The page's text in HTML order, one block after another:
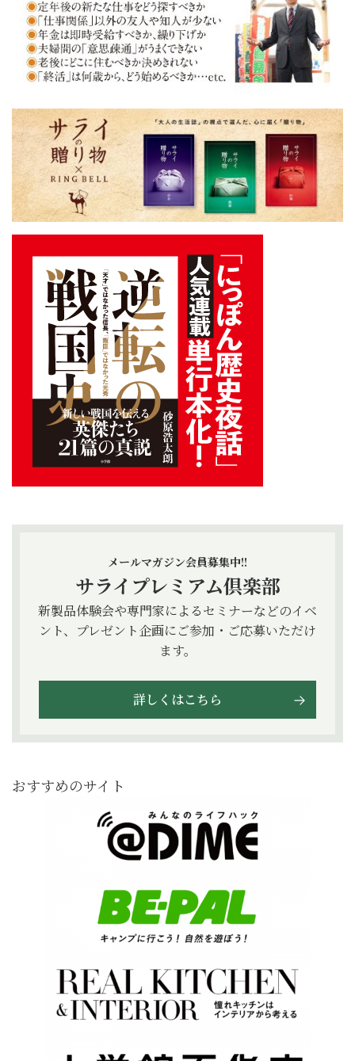
メールマガジン会員募集中!!
サライプレミアム倶楽部
新製品体験会や専門家によるセミナーなどのイベ
ント、プレゼント企画にご参加・ご応募いただけ
ます。
詳しくはこちら
おすすめのサイト